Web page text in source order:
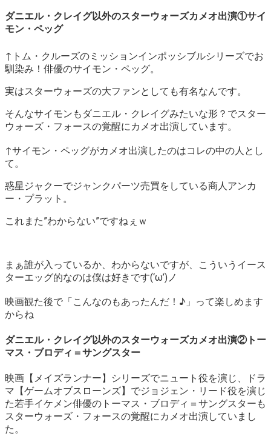
ダニエル・クレイグ以外のスターウォーズカメオ出演①サイ
モン・ペッグ
↑トム・クルーズのミッションインポッシブルシリーズでお
馴染み！俳優のサイモン・ペッグ。
実はスターウォーズの大ファンとしても有名なんです。
そんなサイモンもダニエル・クレイグみたいな形？でスター
ウォーズ・フォースの覚醒にカメオ出演しています。
↑サイモン・ペッグがカメオ出演したのはコレの中の人とし
て。
惑星ジャクーでジャンクパーツ売買をしている商人アンカ
ー・プラット。
これまた”わからない”ですねぇｗ
まぁ誰が入っているか、わからないですが、こういうイース
ターエッグ的なのは僕は好きです(‘ω’)ノ
映画観た後で「こんなのもあったんだ！♪」って楽しめます
からね
ダニエル・クレイグ以外のスターウォーズカメオ出演②トー
マス・ブロディ＝サングスター
映画【メイズランナー】シリーズでニュート役を演じ、ドラ
マ【ゲームオブスローンズ】でジョジェン・リード役を演じ
た若手イケメン俳優のトーマス・ブロディ＝サングスターも
スターウォーズ・フォースの覚醒にカメオ出演していまし
た。